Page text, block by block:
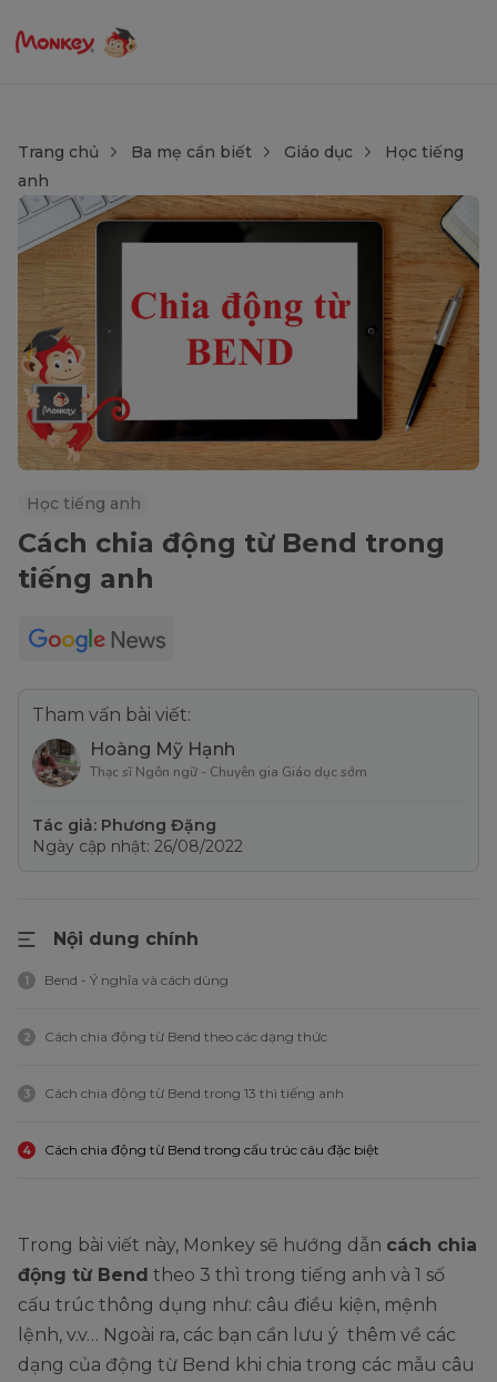
Trang chủ Ba mẹ cần biết Giáo dục
Học tiếng
anh
Học tiếng anh
Cách chia động từ Bend trong
tiếng anh
Tham vấn bài viết:
Hoàng Mỹ Hạnh
Thạc sĩ Ngôn ngữ - Chuyên gia Giáo dục sớm
Tác giả: Phương Đặng
Ngày cập nhật: 26/08/2022
Nội dung chính
1 Bend - Ý nghĩa và cách dùng
2 Cách chia động từ Bend theo các dạng thức
3 Cách chia động từ Bend trong 13 thì tiếng anh
4 Cách chia động từ Bend trong cấu trúc câu đặc biệt
Trong bài viết này, Monkey sẽ hướng dẫn cách chia
động từ Bend theo 3 thì trong tiếng anh và 1 số
cấu trúc thông dụng như: câu điều kiện, mệnh
lệnh, v.v… Ngoài ra, các bạn cần lưu ý thêm về các
dạng của động từ Bend khi chia trong các mẫu câu